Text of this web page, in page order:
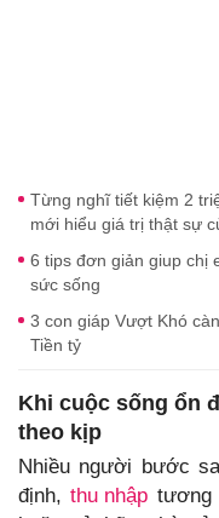
Từng nghĩ tiết kiệm 2
mới hiểu giá trị thật sự
6 tips đơn giản giup chị
sức sống
3 con giáp Vượt Khó
Tiền tỷ
Khi cuộc sống ổn
theo kịp
Nhiều người bước
định,thu nhập tương